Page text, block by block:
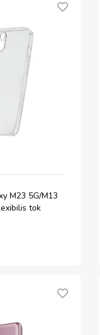
M23 5G/M13
tok